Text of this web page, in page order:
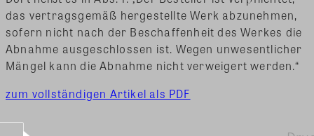
das vertragsgemäß hergestellte Werk abzunehmen,
sofern nicht nach der Beschaffenheit des Werkes die
Abnahme ausgeschlossen ist. Wegen unwesentlicher
Mängel kann die Abnahme nicht verweigert werden.“
zum vollständigen Artikel als PDF